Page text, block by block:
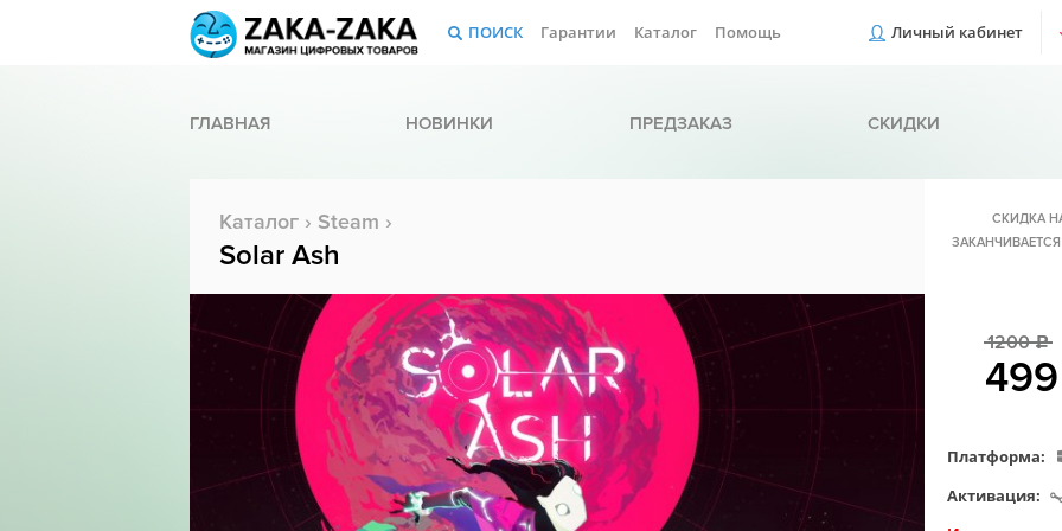
ПОИСК Гарантии Каталог Помощь Личный кабинет
ГЛАВНАЯ НОВИНКИ ПРЕДЗАКАЗ СКИДКИ
Каталог › Steam ›
Solar Ash
СКИДКА
ЗАКАНЧИВАЕТСЯ
1200c
Платформа:
Активация: